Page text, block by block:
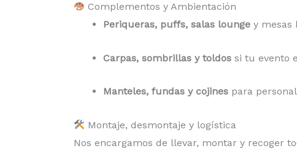
Complementos y Ambientación
Periqueras, puffs, salas lounge y mesas
Carpas, sombrillas y toldos si tu evento
Manteles, fundas y cojines para
Montaje, desmontaje y logística
Nos encargamos de llevar, montar y recoger